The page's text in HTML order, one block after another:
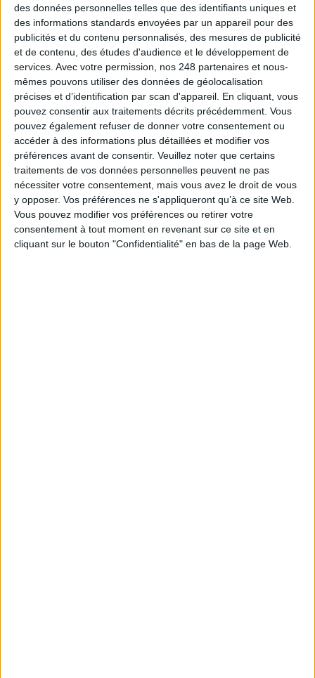
des données personnelles telles que des identifiants uniques et
des informations standards envoyées par un appareil pour des
publicités et du contenu personnalisés, des mesures de publicité
et de contenu, des études d'audience et le développement de
services. Avec votre permission, nos 248 partenaires et nous-
mêmes pouvons utiliser des données de géolocalisation
précises et d’identification par scan d'appareil. En cliquant, vous
pouvez consentir aux traitements décrits précédemment. Vous
pouvez également refuser de donner votre consentement ou
accéder à des informations plus détaillées et modifier vos
préférences avant de consentir. Veuillez noter que certains
traitements de vos données personnelles peuvent ne pas
nécessiter votre consentement, mais vous avez le droit de vous
y opposer. Vos préférences ne s'appliqueront qu’à ce site Web.
Vous pouvez modifier vos préférences ou retirer votre
consentement à tout moment en revenant sur ce site et en
cliquant sur le bouton "Confidentialité" en bas de la page Web.
Etats-Unis
Connectez-vousouinscrivez-vouspour publier un commentaire
À LIRE SUR ARCHIMAG
La bibliothèque de Lille confie son récolement et
son catalogage à AureXus
71e Congrès de l’ABF : l’hospitalité comme fil rouge